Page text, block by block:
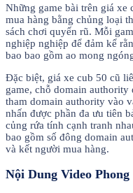
Những game bài trên giá xe
mua hàng bằng chủng loại
sách chơi quyến rũ. Mỗi
nghiệp nghiệp để đảm kể
bao bao gồm ao mong
Đặc biệt, giá xe cub 50 cũ
game, chỗ domain
tham domain authority vào
nhấn được phần đa ưu tiên
củng rứa tính cạnh tranh
bao gồm số đông domain
và kết người mua hàng.
Nội Dung Video Phong